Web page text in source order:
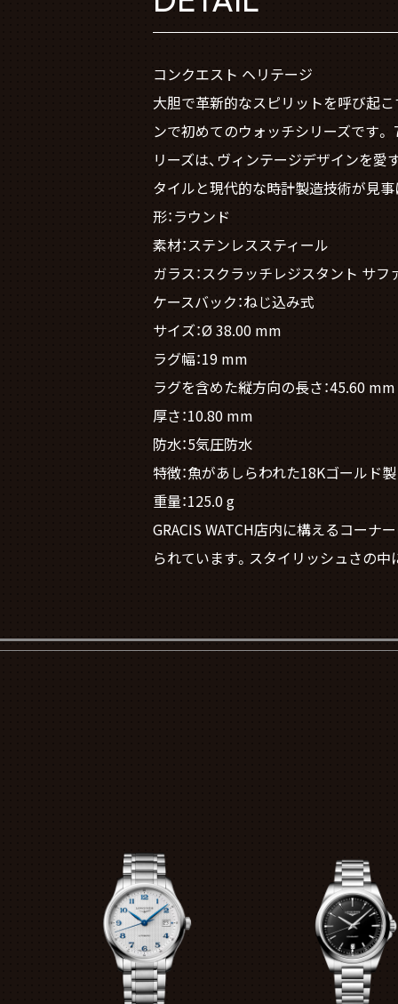
コンクエスト ヘリテージ
大胆で革新的なスピリットを呼び起こ
ンで初めてのウォッチシリーズです。
リーズは、ヴィンテージデザインを愛
タイルと現代的な時計製造技術が見事
形：ラウンド
素材：ステンレススティール
ガラス：スクラッチレジスタント サ
ケースバック：ねじ込み式
サイズ：Ø 38.00 mm
ラグ幅：19 mm
ラグを含めた縦方向の長さ：45.60 mm
厚さ：10.80 mm
防水：5気圧防水
特徴：魚があしらわれた18Kゴールド
重量：125.0 g
GRACIS WATCH店内に構えるコーナ
られています。スタイリッシュさの